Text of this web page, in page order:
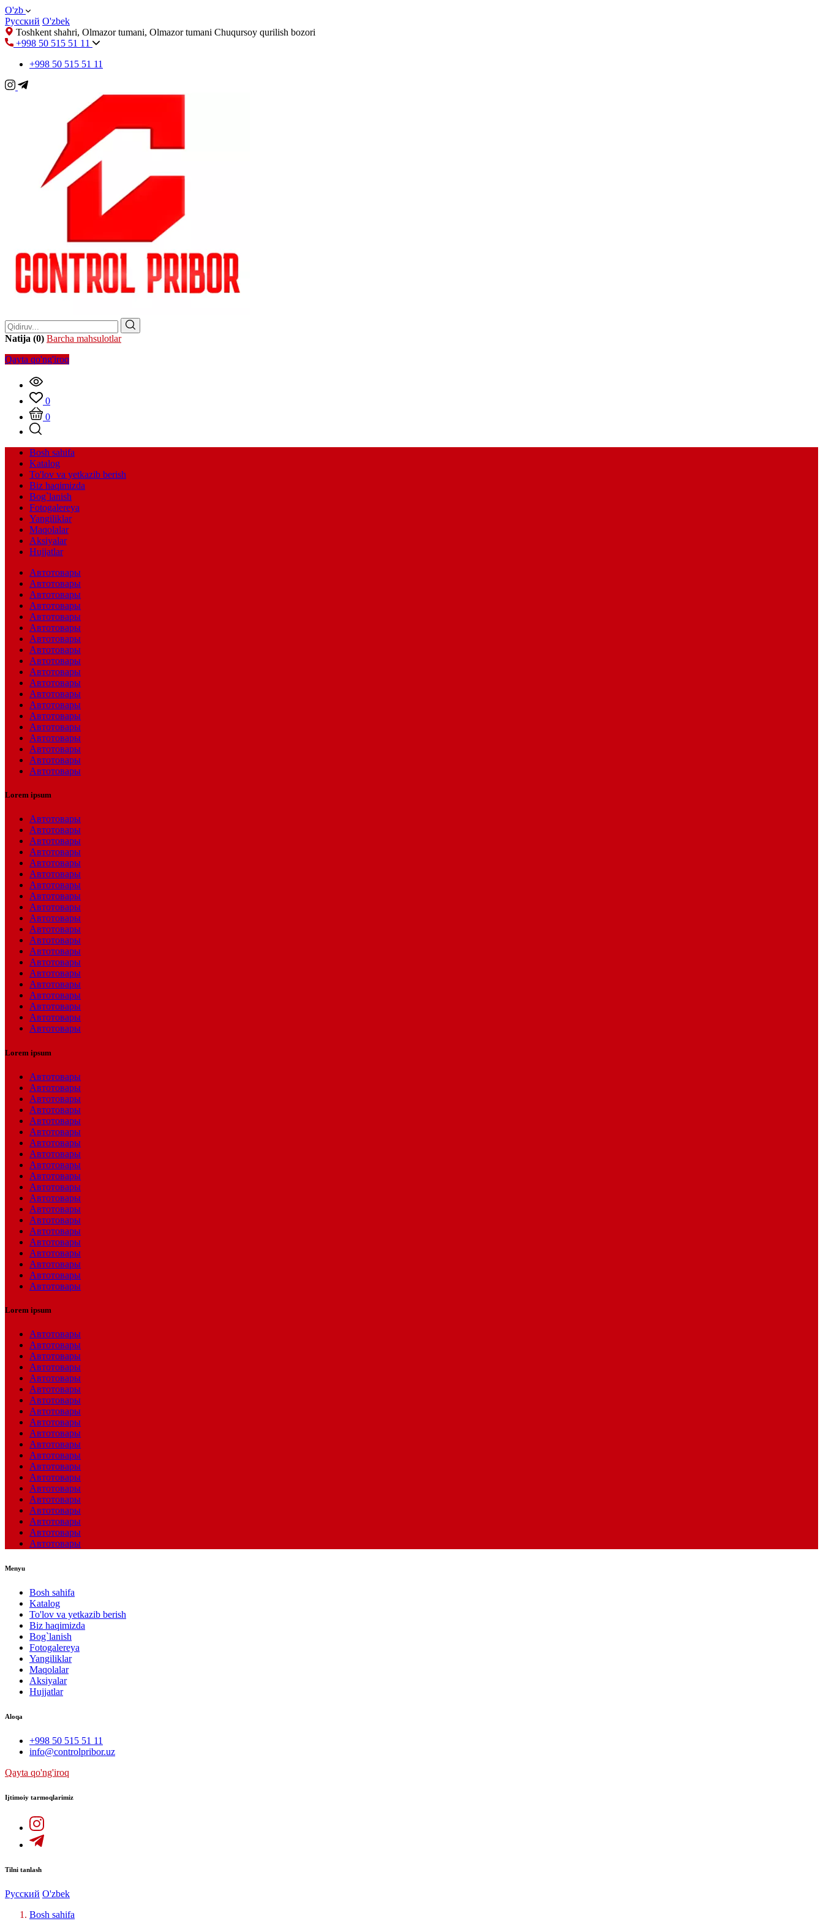
O'zb
Русский O'zbek
Toshkent shahri, Olmazor tumani, Olmazor tumani Chuqursoy qurilish bozori
+998 50 515 51 11
+998 50 515 51 11
Natija (0) Barcha mahsulotlar
Qayta qo'ng'iroq
0
0
Bosh sahifa
Katalog
To'lov va yetkazib berish
Biz haqimizda
Bog`lanish
Fotogalereya
Yangiliklar
Maqolalar
Aksiyalar
Hujjatlar
Автотовары
Автотовары
Автотовары
Автотовары
Автотовары
Автотовары
Автотовары
Автотовары
Автотовары
Автотовары
Автотовары
Автотовары
Автотовары
Автотовары
Автотовары
Автотовары
Автотовары
Автотовары
Автотовары
Lorem ipsum
Автотовары
Автотовары
Автотовары
Автотовары
Автотовары
Автотовары
Автотовары
Автотовары
Автотовары
Автотовары
Автотовары
Автотовары
Автотовары
Автотовары
Автотовары
Автотовары
Автотовары
Автотовары
Автотовары
Автотовары
Lorem ipsum
Автотовары
Автотовары
Автотовары
Автотовары
Автотовары
Автотовары
Автотовары
Автотовары
Автотовары
Автотовары
Автотовары
Автотовары
Автотовары
Автотовары
Автотовары
Автотовары
Автотовары
Автотовары
Автотовары
Автотовары
Lorem ipsum
Автотовары
Автотовары
Автотовары
Автотовары
Автотовары
Автотовары
Автотовары
Автотовары
Автотовары
Автотовары
Автотовары
Автотовары
Автотовары
Автотовары
Автотовары
Автотовары
Автотовары
Автотовары
Автотовары
Автотовары
Menyu
Bosh sahifa
Katalog
To'lov va yetkazib berish
Biz haqimizda
Bog`lanish
Fotogalereya
Yangiliklar
Maqolalar
Aksiyalar
Hujjatlar
Aloqa
+998 50 515 51 11
info@controlpribor.uz
Qayta qo'ng'iroq
Ijtimoiy tarmoqlarimiz
Tilni tanlash
Русский O'zbek
Bosh sahifa